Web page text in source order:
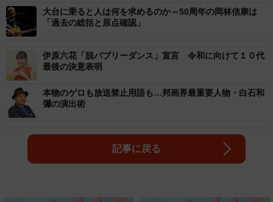
大台に乗ると人は何を求めるのか～50周年の岡林信康は
「過去の総括と原点確認」
伊原六花「脱バブリーダンス」宣言 令和に向けて１０代
最後の決意表明
本物のゲロも放送禁止用語も…邦画界最重要人物・白石和
彌の演出術
記事に戻る